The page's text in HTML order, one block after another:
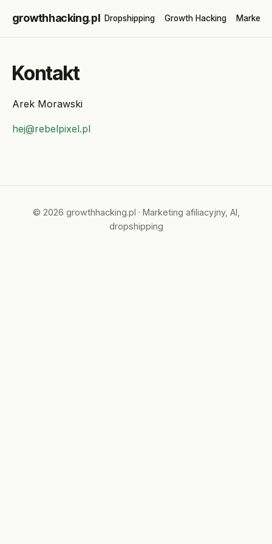
growthhacking.pl Dropshipping Growth Hacking
Kontakt
Arek Morawski
hej@rebelpixel.pl
© 2026 growthhacking.pl · Marketing afiliacyjny, AI,
dropshipping